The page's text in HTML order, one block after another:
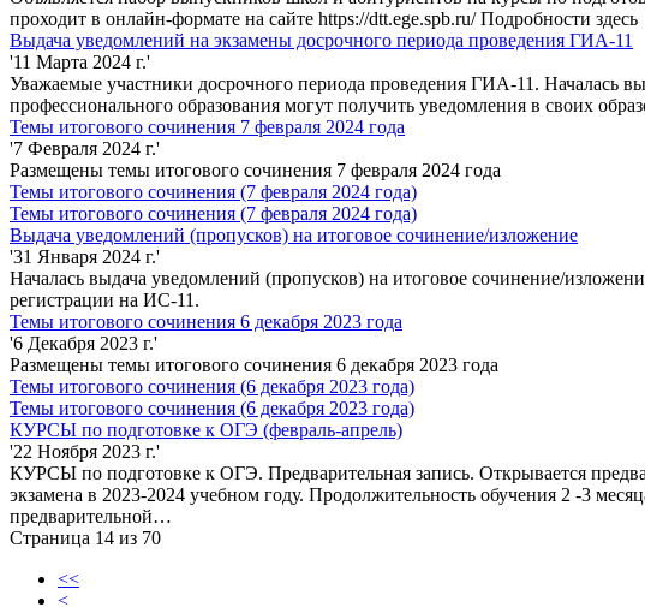
проходит в онлайн-формате на сайте https://dtt.ege.spb.ru/ Подробности здесь
Выдача уведомлений на экзамены досрочного периода проведения ГИА-11
'11 Марта 2024 г.'
Уважаемые участники досрочного периода проведения ГИА-11. Началась
профессионального образования могут получить уведомления в своих
Темы итогового сочинения 7 февраля 2024 года
'7 Февраля 2024 г.'
Размещены темы итогового сочинения 7 февраля 2024 года
Темы итогового сочинения (7 февраля 2024 года)
Темы итогового сочинения (7 февраля 2024 года)
Выдача уведомлений (пропусков) на итоговое сочинение/изложение
'31 Января 2024 г.'
Началась выдача уведомлений (пропусков) на итоговое сочинение/
регистрации на ИС-11.
Темы итогового сочинения 6 декабря 2023 года
'6 Декабря 2023 г.'
Размещены темы итогового сочинения 6 декабря 2023 года
Темы итогового сочинения (6 декабря 2023 года)
Темы итогового сочинения (6 декабря 2023 года)
КУРСЫ по подготовке к ОГЭ (февраль-апрель)
'22 Ноября 2023 г.'
КУРСЫ по подготовке к ОГЭ. Предварительная запись. Открывается
экзамена в 2023-2024 учебном году. Продолжительность обучения 2 -3
предварительной…
Страница 14 из 70
<<
<